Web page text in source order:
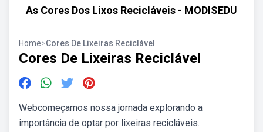
As Cores Dos Lixos Recicláveis - MODISEDU
Home>Cores De Lixeiras Reciclável
Cores De Lixeiras Reciclável
Webcomeçamos nossa jornada explorando a
importância de optar por lixeiras recicláveis.